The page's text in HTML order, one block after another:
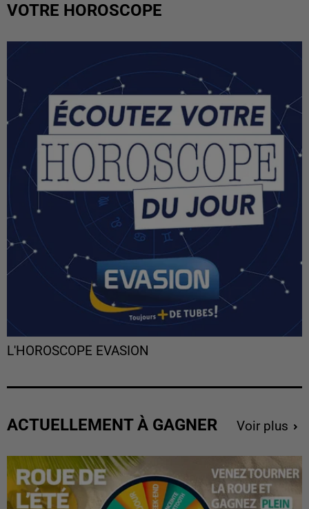
VOTRE HOROSCOPE
L'HOROSCOPE EVASION
ACTUELLEMENT À GAGNER Voir plus